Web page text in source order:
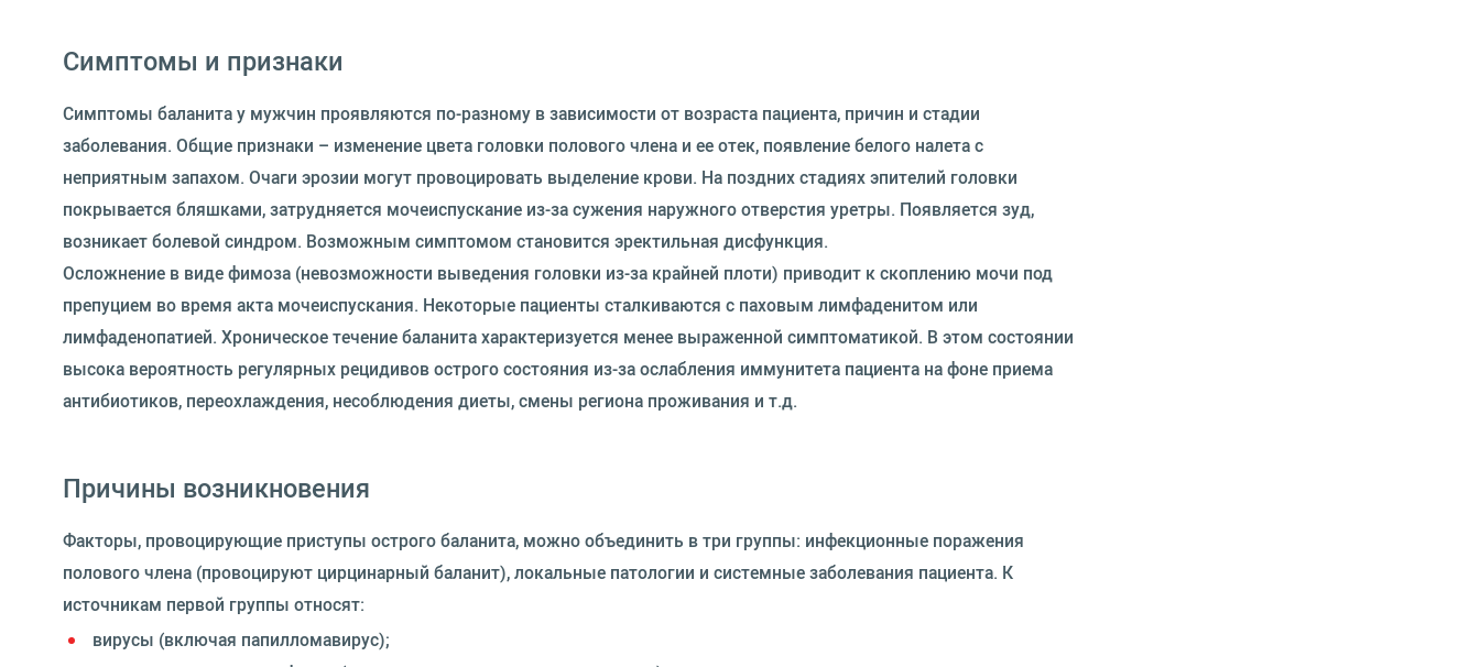
Симптомы и признаки
Симптомы баланита у мужчин проявляются по-разному в зависимости от возраста пациента, причин и стадии
заболевания. Общие признаки – изменение цвета головки полового члена и ее отек, появление белого налета с
неприятным запахом. Очаги эрозии могут провоцировать выделение крови. На поздних стадиях эпителий головки
покрывается бляшками, затрудняется мочеиспускание из-за сужения наружного отверстия уретры. Появляется зуд,
возникает болевой синдром. Возможным симптомом становится эректильная дисфункция.
Осложнение в виде фимоза (невозможности выведения головки из-за крайней плоти) приводит к скоплению мочи под
препуцием во время акта мочеиспускания. Некоторые пациенты сталкиваются с паховым лимфаденитом или
лимфаденопатией. Хроническое течение баланита характеризуется менее выраженной симптоматикой. В этом состоянии
высока вероятность регулярных рецидивов острого состояния из-за ослабления иммунитета пациента на фоне приема
антибиотиков, переохлаждения, несоблюдения диеты, смены региона проживания и т.д.
Причины возникновения
Факторы, провоцирующие приступы острого баланита, можно объединить в три группы: инфекционные поражения
полового члена (провоцируют цирцинарный баланит), локальные патологии и системные заболевания пациента. К
источникам первой группы относят:
вирусы (включая папилломавирус);